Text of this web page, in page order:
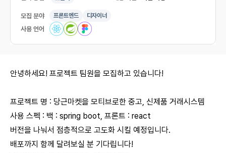
모집 분야 프론트엔드 디자이너
사용 언어
안녕하세요! 프로젝트 팀원을 모집하고 있습니다!
프로젝트 명 : 당근마켓을 모티브로한 중고, 신제품 거래시스템
사용 스펙 : 백 : spring boot, 프론트 : react
버전을 나눠서 점층적으로 고도화 시킬 예정입니다.
배포까지 함께 달려보실 분 기다립니다!